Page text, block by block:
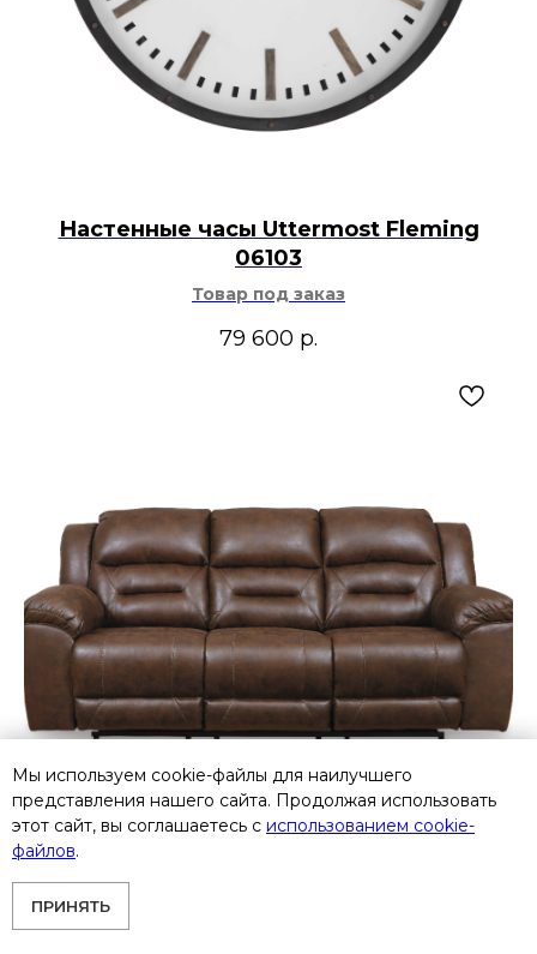
Настенные часы Uttermost Fleming
06103
Товар под заказ
79 600 р.
3990488 Трехместный диван-реклайнер
Мы используем cookie-файлы для наилучшего
представления нашего сайта. Продолжая использовать
этот сайт, вы соглашаетесь с использованием cookie-
файлов.
ПРИНЯТЬ